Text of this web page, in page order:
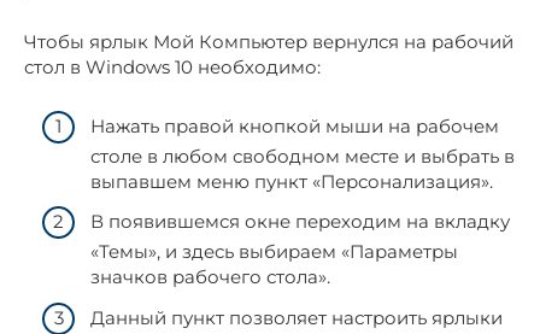
Чтобы ярлык Мой Компьютер вернулся на рабочий
стол в Windows 10 необходимо:
Нажать правой кнопкой мыши на рабочем
столе в любом свободном месте и выбрать в
выпавшем меню пункт «Персонализация».
В появившемся окне переходим на вкладку
«Темы», и здесь выбираем «Параметры
значков рабочего стола».
Данный пункт позволяет настроить ярлыки